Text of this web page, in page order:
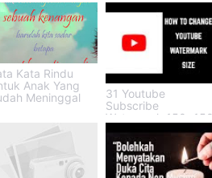
Kata Rindu
Anak Yang
Meninggal
31 Youtube
Subscribe
Watermark 150x150